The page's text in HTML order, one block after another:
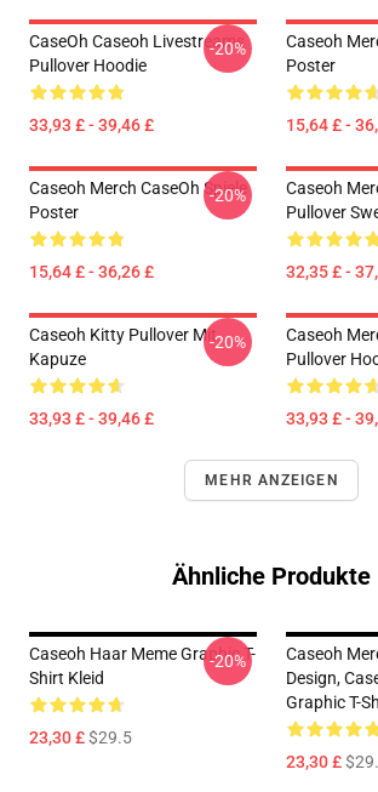
CaseOh Caseoh Livestreams
Pullover Hoodie
33,93 £ - 39,46 £
-20%
Caseoh
Poster
15,64 £ -
Caseoh Merch CaseOh Spiele
Poster
15,64 £ - 36,26 £
-20%
Caseoh
Pullover
32,35 £ -
Caseoh Kitty Pullover Mit
Kapuze
33,93 £ - 39,46 £
-20%
Caseoh
Pullover
33,93 £ -
MEHR ANZEIGEN
Ähnliche Produkte
Caseoh Haar Meme Graphic T-
Shirt Kleid
23,30 £$29.5
-20%
Caseoh
Design,
Graphic T-
23,30 £